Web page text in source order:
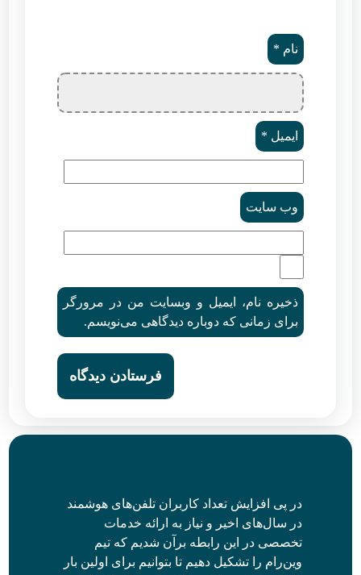
نام *
ایمیل *
وب‌ سایت
ذخیره نام، ایمیل و وبسایت من در مرورگر
برای زمانی که دوباره دیدگاهی می‌نویسم.
در پی افزایش تعداد کاربران تلفن‌های هوشمند
در سال‌های اخیر و نیاز به ارائه خدمات
تخصصی در این رابطه برآن شدیم که تیم
وین‌رام را تشکیل دهیم تا بتوانیم برای اولین بار